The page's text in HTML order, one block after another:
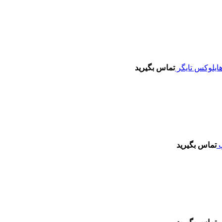
تماس بگیرید
تماس بگیرید